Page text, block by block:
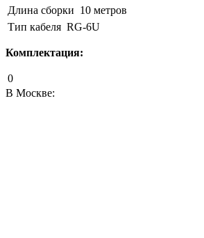
Длина сборки 10 метров
Тип кабеля RG-6U
Комплектация:
0
В Москве: